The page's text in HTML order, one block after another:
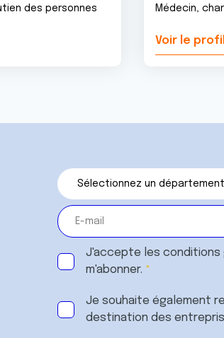
des personnes Médecin,
Voir le profil
J'accepte les conditions
m'abonner.
Je souhaite également
destination des